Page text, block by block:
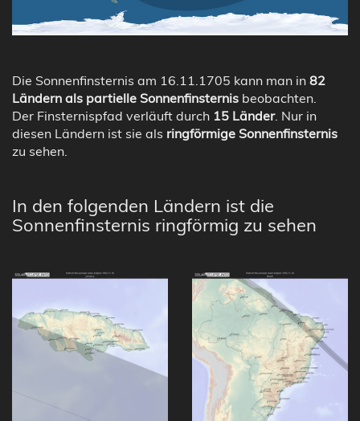
Die Sonnenfinsternis am 16.11.1705 kann man in 82
Ländern als partielle Sonnenfinsternis beobachten.
Der Finsternispfad verläuft durch 15 Länder. Nur in
diesen Ländern ist sie als ringförmige Sonnenfinsternis
zu sehen.
In den folgenden Ländern ist die
Sonnenfinsternis ringförmig zu sehen